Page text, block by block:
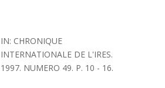
IN: CHRONIQUE
INTERNATIONALE DE L'IRES.
1997. NUMERO 49. P. 10 - 16.